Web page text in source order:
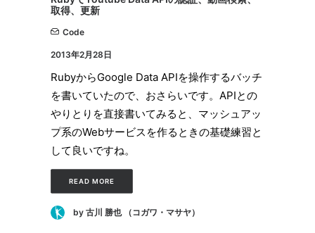
取得、更新
Code
2013年2月28日
RubyからGoogle Data APIを操作するバッチ
を書いていたので、おさらいです。APIとの
やりとりを直接書いてみると、マッシュアッ
プ系のWebサービスを作るときの基礎練習と
して良いですね。
READ MORE
by 古川 勝也 （コガワ・マサヤ）